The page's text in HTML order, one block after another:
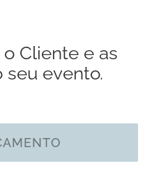
Cliente e as
seu evento.